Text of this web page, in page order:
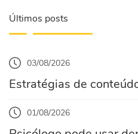
Últimos posts
03/08/2026
Estratégias de
01/08/2026